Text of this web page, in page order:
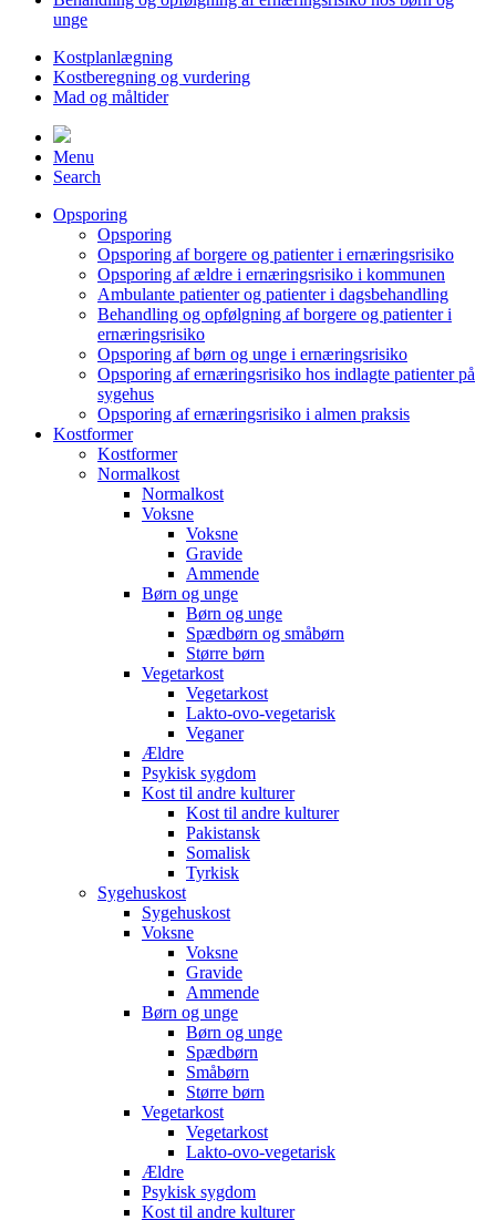
unge
Kostplanlægning
Kostberegning og vurdering
Mad og måltider
Menu
Search
Opsporing
Opsporing
Opsporing af borgere og patienter i ernæringsrisiko
Opsporing af ældre i ernæringsrisiko i kommunen
Ambulante patienter og patienter i dagsbehandling
Behandling og opfølgning af borgere og patienter i
ernæringsrisiko
Opsporing af børn og unge i ernæringsrisiko
Opsporing af ernæringsrisiko hos indlagte patienter på
sygehus
Opsporing af ernæringsrisiko i almen praksis
Kostformer
Kostformer
Normalkost
Normalkost
Voksne
Voksne
Gravide
Ammende
Børn og unge
Børn og unge
Spædbørn og småbørn
Større børn
Vegetarkost
Vegetarkost
Lakto-ovo-vegetarisk
Veganer
Ældre
Psykisk sygdom
Kost til andre kulturer
Kost til andre kulturer
Pakistansk
Somalisk
Tyrkisk
Sygehuskost
Sygehuskost
Voksne
Voksne
Gravide
Ammende
Børn og unge
Børn og unge
Spædbørn
Småbørn
Større børn
Vegetarkost
Vegetarkost
Lakto-ovo-vegetarisk
Ældre
Psykisk sygdom
Kost til andre kulturer